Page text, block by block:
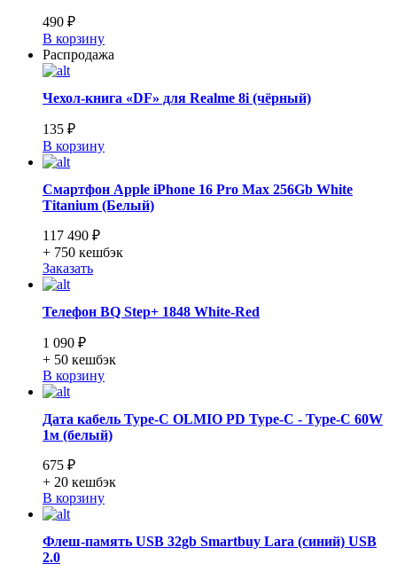
490 ₽
В корзину
Распродажа
Чехол-книга «DF» для Realme 8i (чёрный)
135 ₽
В корзину
Смартфон Apple iPhone 16 Pro Max 256Gb White
Titanium (Белый)
117 490 ₽
+ 750 кешбэк
Заказать
Телефон BQ Step+ 1848 White-Red
1 090 ₽
+ 50 кешбэк
В корзину
Дата кабель Type-C OLMIO PD Type-C - Type-C 60W
1м (белый)
675 ₽
+ 20 кешбэк
В корзину
Флеш-память USB 32gb Smartbuy Lara (синий) USB
2.0